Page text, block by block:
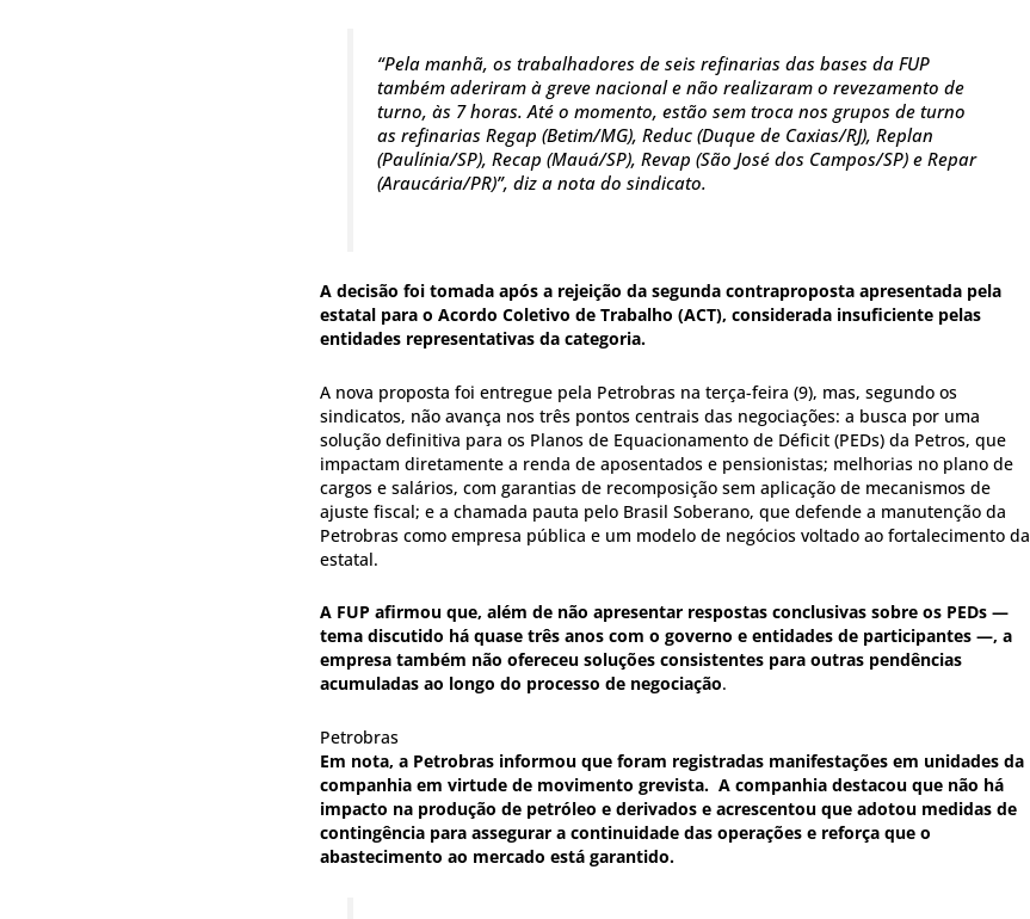
“Pela manhã, os trabalhadores de seis refinarias das bases da FUP
também aderiram à greve nacional e não realizaram o revezamento de
turno, às 7 horas. Até o momento, estão sem troca nos grupos de turno
as refinarias Regap (Betim/MG), Reduc (Duque de Caxias/RJ), Replan
(Paulínia/SP), Recap (Mauá/SP), Revap (São José dos Campos/SP) e Repar
(Araucária/PR)”, diz a nota do sindicato.
A decisão foi tomada após a rejeição da segunda contraproposta apresentada pela
estatal para o Acordo Coletivo de Trabalho (ACT), considerada insuficiente pelas
entidades representativas da categoria.
A nova proposta foi entregue pela Petrobras na terça-feira (9), mas, segundo os
sindicatos, não avança nos três pontos centrais das negociações: a busca por uma
solução definitiva para os Planos de Equacionamento de Déficit (PEDs) da Petros, que
impactam diretamente a renda de aposentados e pensionistas; melhorias no plano de
cargos e salários, com garantias de recomposição sem aplicação de mecanismos de
ajuste fiscal; e a chamada pauta pelo Brasil Soberano, que defende a manutenção da
Petrobras como empresa pública e um modelo de negócios voltado ao fortalecimento da
estatal.
A FUP afirmou que, além de não apresentar respostas conclusivas sobre os PEDs —
tema discutido há quase três anos com o governo e entidades de participantes —, a
empresa também não ofereceu soluções consistentes para outras pendências
acumuladas ao longo do processo de negociação.
Petrobras
Em nota, a Petrobras informou que foram registradas manifestações em unidades da
companhia em virtude de movimento grevista. A companhia destacou que não há
impacto na produção de petróleo e derivados e acrescentou que adotou medidas de
contingência para assegurar a continuidade das operações e reforça que o
abastecimento ao mercado está garantido.